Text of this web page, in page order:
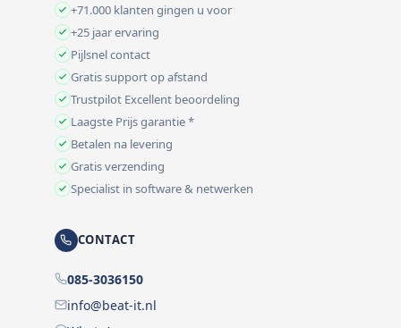
+71.000 klanten gingen u voor
+25 jaar ervaring
Pijlsnel contact
Gratis support op afstand
Trustpilot Excellent beoordeling
Laagste Prijs garantie *
Betalen na levering
Gratis verzending
Specialist in software & netwerken
CONTACT
085-3036150
info@beat-it.nl